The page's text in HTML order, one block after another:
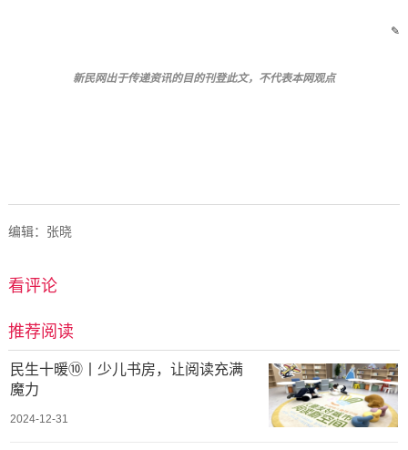
✎
新民网出于传递资讯的目的刊登此文，不代表本网观点
编辑：张晓
看评论
推荐阅读
民生十暖⑩丨少儿书房，让阅读充满
魔力
2024-12-31